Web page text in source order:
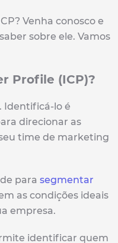
Venha conosco e
sobre ele. Vamos
Profile (ICP)?
Identificá-lo é
direcionar as
time de marketing
para segmentar
as condições ideais
empresa.
identificar quem